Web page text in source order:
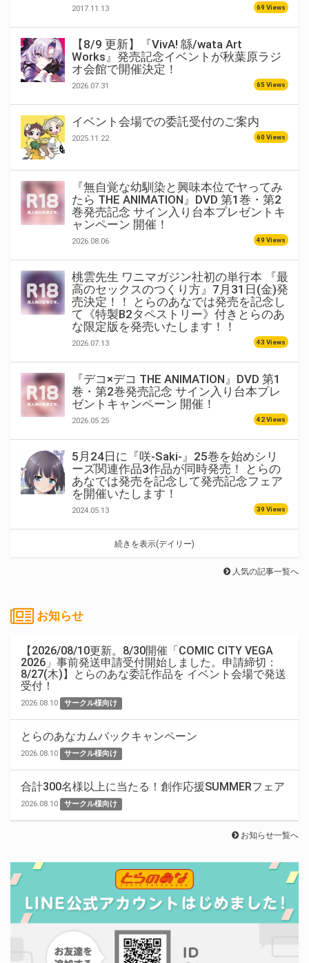
2017.11.13 69 Views
【8/9 更新】『VivA! 緜/wata Art
Works』発売記念イベントが秋葉原ラジ
オ会館で開催決定！
2026.07.31 65 Views
イベント会場での委託受付のご案内
2025.11.22 60 Views
『無自覚な幼馴染と興味本位でヤってみ
たら THE ANIMATION』DVD 第1巻・第2
巻発売記念 サイン入り台本プレゼントキ
ャンペーン 開催！
2026.08.06 49 Views
桃雲先生 ワニマガジン社初の単行本 『最
高のセックスのつくり方』7月31日(金)発
売決定！！ とらのあなでは発売を記念し
て《特製B2タペストリー》付きとらのあ
な限定版を発売いたします！！
2026.07.13 43 Views
『デコ×デコ THE ANIMATION』DVD 第1
巻・第2巻発売記念 サイン入り台本プレ
ゼントキャンペーン 開催！
2026.05.25 42 Views
5月24日に『咲-Saki-』25巻を始めシリ
ーズ関連作品3作品が同時発売！ とらの
あなでは発売を記念して発売記念フェア
を開催いたします！
2024.05.13 39 Views
続きを表示(デイリー)
人気の記事一覧へ
お知らせ
【2026/08/10更新。8/30開催「COMIC CITY VEGA
2026」事前発送申請受付開始しました。申請締切：
8/27(木)】とらのあな委託作品を イベント会場で発送
受付！
2026.08.10 サークル様向け
とらのあなカムバックキャンペーン
2026.08.10 サークル様向け
合計300名様以上に当たる！創作応援SUMMERフェア
2026.08.10 サークル様向け
お知らせ一覧へ